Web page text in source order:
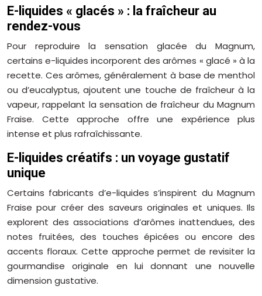
E-liquides « glacés » : la fraîcheur au
rendez-vous
Pour reproduire la sensation glacée du Magnum,
certains e-liquides incorporent des arômes « glacé » à la
recette. Ces arômes, généralement à base de menthol
ou d’eucalyptus, ajoutent une touche de fraîcheur à la
vapeur, rappelant la sensation de fraîcheur du Magnum
Fraise. Cette approche offre une expérience plus
intense et plus rafraîchissante.
E-liquides créatifs : un voyage gustatif
unique
Certains fabricants d’e-liquides s’inspirent du Magnum
Fraise pour créer des saveurs originales et uniques. Ils
explorent des associations d’arômes inattendues, des
notes fruitées, des touches épicées ou encore des
accents floraux. Cette approche permet de revisiter la
gourmandise originale en lui donnant une nouvelle
dimension gustative.